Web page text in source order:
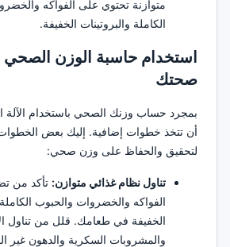
متوازنة تحتوي على الفواكه
الكاملة والبروتينات الخفيفة.
استخدام حاسبة الوزن
صحتك
بمجرد حساب وزنك الصحي باستخدام الآلة
أن تتخذ خطوات إضافية. إليك بعض الخطوات
لتحقيق والحفاظ على وزن صحي:
تناول نظام غذائي متوازن: تأكد من
الفواكه والخضروات والحبوب الكاملة
الخفيفة في طعامك. قلل من تناول
والمشروبات السكرية والدهون غير